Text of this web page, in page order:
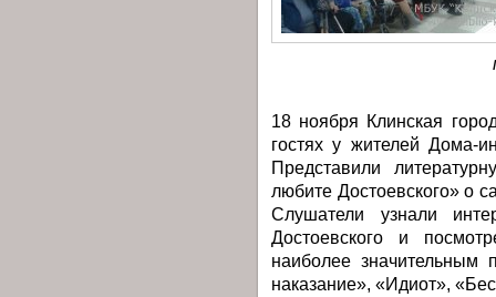
18 ноября Клинская
гостях у жителей Дома-
Представили
любите Достоевского» о
Слушатели узнали
Достоевского и
наиболее значительным
наказание», «Идиот»,